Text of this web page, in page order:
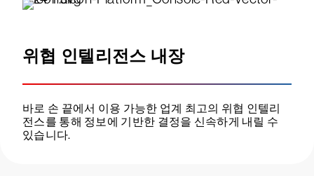
위협 인텔리전스 내장
바로 손 끝에서 이용 가능한 업계 최고의 위협 인텔리
전스를 통해 정보에 기반한 결정을 신속하게 내릴 수
있습니다.